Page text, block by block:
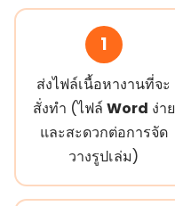
1
ส่งไฟล์เนื้อหางานที่จะ
สั่งทำ (ไฟล์ Word ง่าย
และสะดวกต่อการจัด
วางรูปเล่ม)